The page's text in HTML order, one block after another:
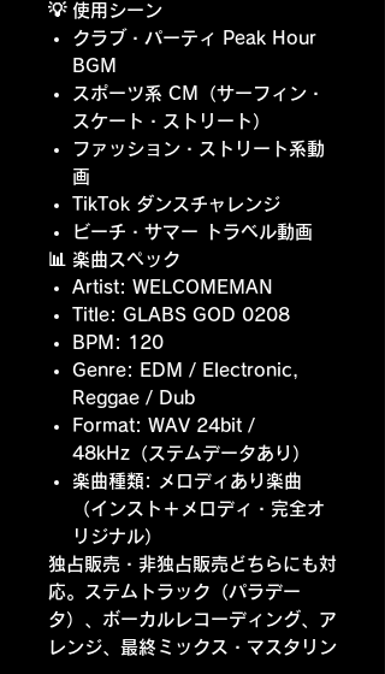
💡 使用シーン
クラブ・パーティ Peak Hour
BGM
スポーツ系 CM（サーフィン・
スケート・ストリート）
ファッション・ストリート系動
画
TikTok ダンスチャレンジ
ビーチ・サマー トラベル動画
📊 楽曲スペック
Artist: WELCOMEMAN
Title: GLABS GOD 0208
BPM: 120
Genre: EDM / Electronic,
Reggae / Dub
Format: WAV 24bit /
48kHz（ステムデータあり）
楽曲種類: メロディあり楽曲
（インスト＋メロディ・完全オ
リジナル）
独占販売・非独占販売どちらにも対
応。ステムトラック（パラデー
タ）、ボーカルレコーディング、ア
レンジ、最終ミックス・マスタリン